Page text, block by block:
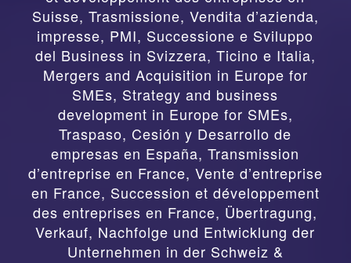
Suisse, Trasmissione, Vendita d’azienda,
impresse, PMI, Successione e Sviluppo
del Business in Svizzera, Ticino e Italia,
Mergers and Acquisition in Europe for
SMEs, Strategy and business
development in Europe for SMEs,
Traspaso, Cesión y Desarrollo de
empresas en España,Transmission
d’entreprise en France, Vente d’entreprise
en France, Succession et développement
des entreprises en France, Übertragung,
Verkauf, Nachfolge und Entwicklung der
Unternehmen in der Schweiz &